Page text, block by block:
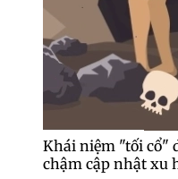
Khái niệm "tối cổ"
chậm cập nhật xu